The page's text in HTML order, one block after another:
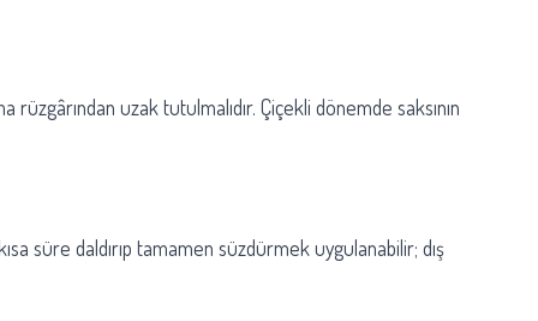
rüzgârından uzak tutulmalıdır. Çiçekli dönemde saksının
süre daldırıp tamamen süzdürmek uygulanabilir; dış